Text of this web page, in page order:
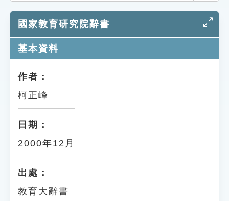
遊戲專區
教學應用
國家教育研究院辭書
基本資料
作者：
柯正峰
日期：
2000年12月
出處：
教育大辭書